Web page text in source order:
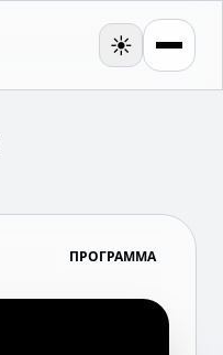
☀️
ПРОГРАММА